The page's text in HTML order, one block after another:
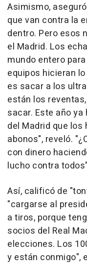
Asimismo,
que van contra la
dentro. Pero esos
el Madrid. Los
mundo entero
equipos hicieran
es sacar a los
están los
sacar. Este año
del Madrid que
abonos", reveló.
con dinero
lucho contra
Así, calificó de
"cargarse al
a tiros, porque
socios del Real
elecciones. Los
y están conmigo",